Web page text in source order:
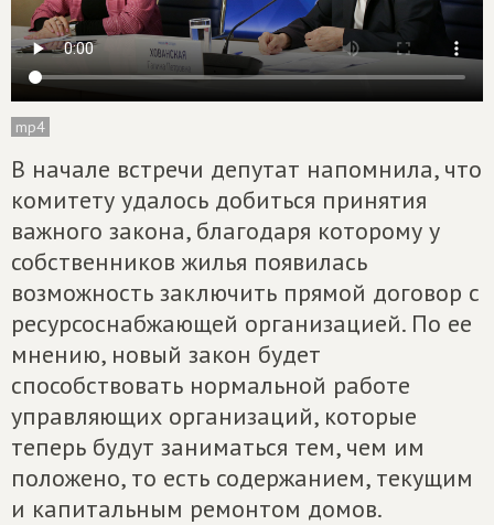
mp4
В начале встречи депутат напомнила, что
комитету удалось добиться принятия
важного закона, благодаря которому у
собственников жилья появилась
возможность заключить прямой договор с
ресурсоснабжающей организацией. По ее
мнению, новый закон будет
способствовать нормальной работе
управляющих организаций, которые
теперь будут заниматься тем, чем им
положено, то есть содержанием, текущим
и капитальным ремонтом домов.